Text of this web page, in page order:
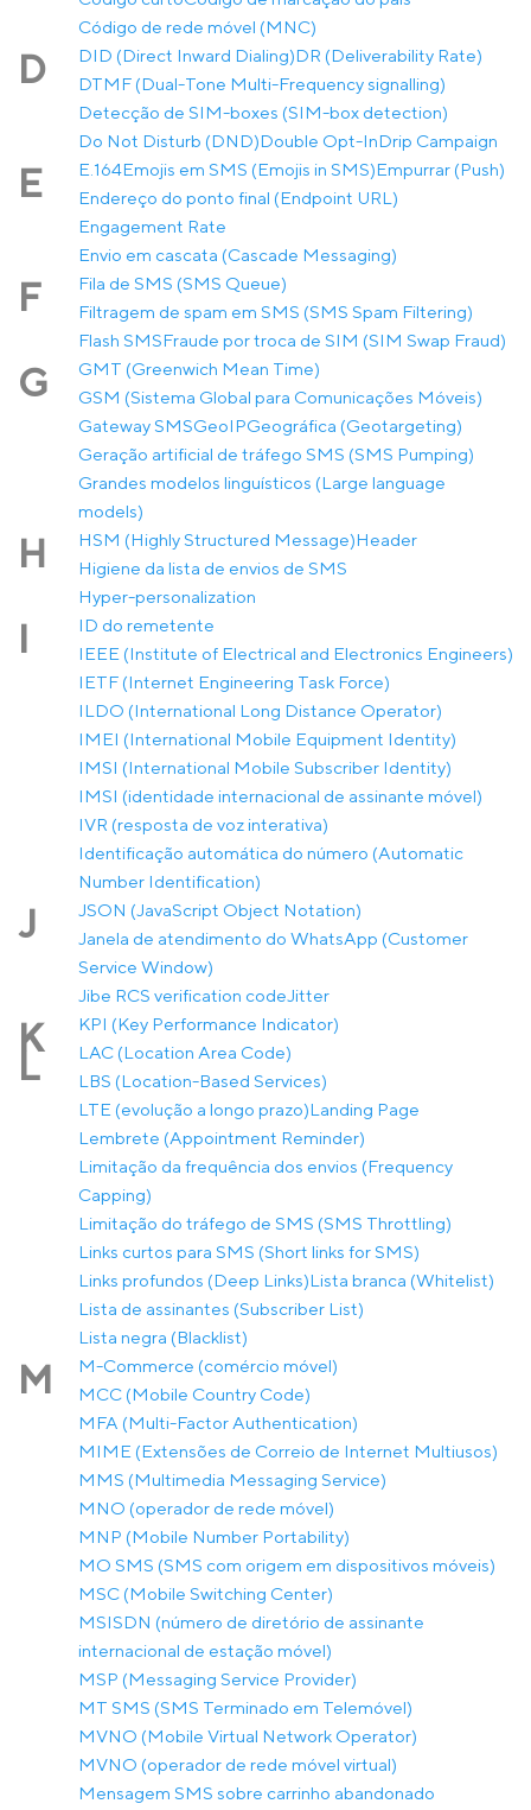
Código de rede móvel (MNC)
D DID (Direct Inward Dialing)DR (Deliverability Rate)
DTMF (Dual-Tone Multi-Frequency signalling)
Detecção de SIM-boxes (SIM-box detection)
Do Not Disturb (DND)Double Opt-InDrip Campaign
E E.164Emojis em SMS (Emojis in SMS)Empurrar (Push)
Endereço do ponto final (Endpoint URL)
Engagement Rate
Envio em cascata (Cascade Messaging)
F
Fila de SMS (SMS Queue)
Filtragem de spam em SMS (SMS Spam Filtering)
Flash SMSFraude por troca de SIM (SIM Swap Fraud)
G
GMT (Greenwich Mean Time)
GSM (Sistema Global para Comunicações Móveis)
Gateway SMSGeoIPGeográfica (Geotargeting)
Geração artificial de tráfego SMS (SMS Pumping)
Grandes modelos linguísticos (Large language
models)
H HSM (Highly Structured Message)Header
Higiene da lista de envios de SMS
Hyper-personalization
I
ID do remetente
IEEE (Institute of Electrical and Electronics Engineers)
IETF (Internet Engineering Task Force)
ILDO (International Long Distance Operator)
IMEI (International Mobile Equipment Identity)
IMSI (International Mobile Subscriber Identity)
IMSI (identidade internacional de assinante móvel)
IVR (resposta de voz interativa)
Identificação automática do número (Automatic
Number Identification)
J
JSON (JavaScript Object Notation)
Janela de atendimento do WhatsApp (Customer
Service Window)
Jibe RCS verification codeJitter
K KPI (Key Performance Indicator)
L
LAC (Location Area Code)
LBS (Location-Based Services)
LTE (evolução a longo prazo)Landing Page
Lembrete (Appointment Reminder)
Limitação da frequência dos envios (Frequency
Capping)
Limitação do tráfego de SMS (SMS Throttling)
Links curtos para SMS (Short links for SMS)
Links profundos (Deep Links)Lista branca (Whitelist)
Lista de assinantes (Subscriber List)
Lista negra (Blacklist)
M
M-Commerce (comércio móvel)
MCC (Mobile Country Code)
MFA (Multi-Factor Authentication)
MIME (Extensões de Correio de Internet Multiusos)
MMS (Multimedia Messaging Service)
MNO (operador de rede móvel)
MNP (Mobile Number Portability)
MO SMS (SMS com origem em dispositivos móveis)
MSC (Mobile Switching Center)
MSISDN (número de diretório de assinante
internacional de estação móvel)
MSP (Messaging Service Provider)
MT SMS (SMS Terminado em Telemóvel)
MVNO (Mobile Virtual Network Operator)
MVNO (operador de rede móvel virtual)
Mensagem SMS sobre carrinho abandonado